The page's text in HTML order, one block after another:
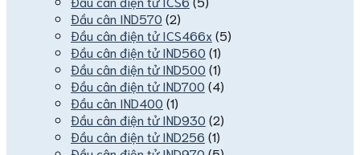
Đầu cân IND570 (2)
Đầu cân điện tử ICS466x(5)
Đầu cân điện tử IND560 (1)
Đầu cân điện tử IND500 (1)
Đầu cân điện tử IND700 (4)
Đầu cân IND400 (1)
Đầu cân điện tử IND930 (2)
Đầu cân điện tử IND256 (1)